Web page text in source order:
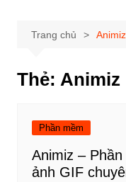
Trang chủ Animiz
Thẻ: Animiz
Phần mềm
Animiz –
ảnh GIF